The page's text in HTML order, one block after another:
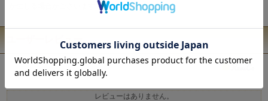
が生じる場合がございます。
ユーザーレビュー
レビューはありません。